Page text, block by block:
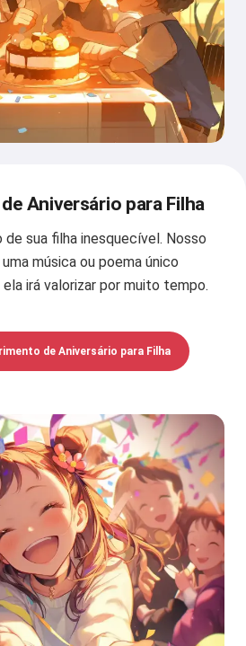
Aniversário para Filha
de sua filha inesquecível. Nosso
música ou poema único
irá valorizar por muito tempo.
de Aniversário para Filha